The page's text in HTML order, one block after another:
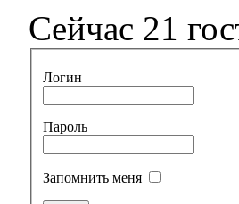
Сейчас 21
Логин
Пароль
Запомнить меня